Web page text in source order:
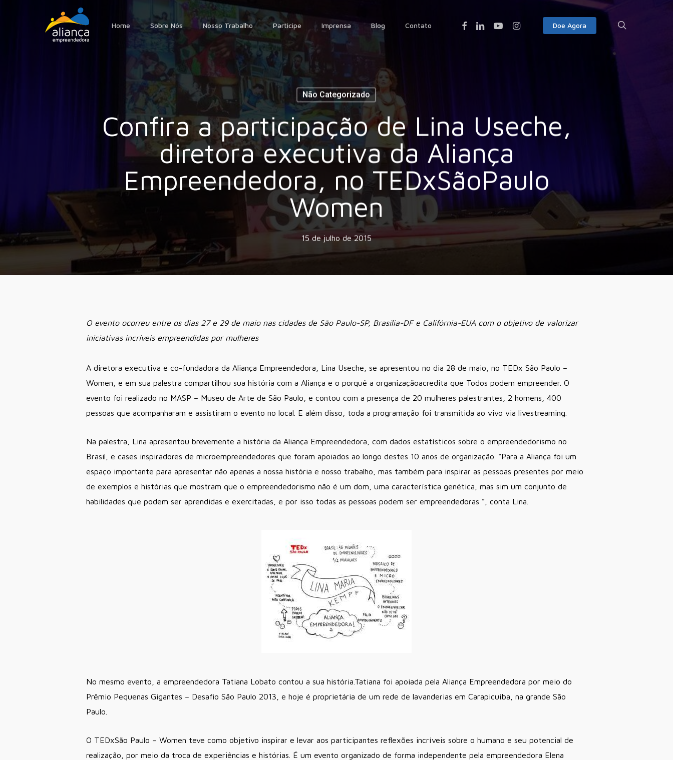
Home Sobre Nós Nosso Trabalho Participe Imprensa Blog Contato Doe Agora
FacebookLinkedinYoutubeInstagram
Não Categorizado
Confira a participação de Lina Useche,
diretora executiva da Aliança
Empreendedora, no TEDxSãoPaulo
Women
15 de julho de 2015
O evento ocorreu entre os dias 27 e 29 de maio nas cidades de São Paulo-SP, Brasília-DF e Califórnia-EUA com o objetivo de valorizar
iniciativas incríveis empreendidas por mulheres
A diretora executiva e co-fundadora da Aliança Empreendedora, Lina Useche, se apresentou no dia 28 de maio, no TEDx São Paulo –
Women, e em sua palestra compartilhou sua história com a Aliança e o porquê a organizaçãoacredita que Todos podem empreender. O
evento foi realizado no MASP – Museu de Arte de São Paulo, e contou com a presença de 20 mulheres palestrantes, 2 homens, 400
pessoas que acompanharam e assistiram o evento no local. E além disso, toda a programação foi transmitida ao vivo via livestreaming.
Na palestra, Lina apresentou brevemente a história da Aliança Empreendedora, com dados estatísticos sobre o empreendedorismo no
Brasil, e cases inspiradores de microempreendedores que foram apoiados ao longo destes 10 anos de organização. “Para a Aliança foi um
espaço importante para apresentar não apenas a nossa história e nosso trabalho, mas também para inspirar as pessoas presentes por meio
de exemplos e histórias que mostram que o empreendedorismo não é um dom, uma característica genética, mas sim um conjunto de
habilidades que podem ser aprendidas e exercitadas, e por isso todas as pessoas podem ser empreendedoras ”, conta Lina.
No mesmo evento, a empreendedora Tatiana Lobato contou a sua história.Tatiana foi apoiada pela Aliança Empreendedora por meio do
Prêmio Pequenas Gigantes – Desafio São Paulo 2013, e hoje é proprietária de um rede de lavanderias em Carapicuíba, na grande São
Paulo.
O TEDxSão Paulo – Women teve como objetivo inspirar e levar aos participantes reflexões incríveis sobre o humano e seu potencial de
realização, por meio da troca de experiências e histórias. É um evento organizado de forma independente pela empreendedora Elena